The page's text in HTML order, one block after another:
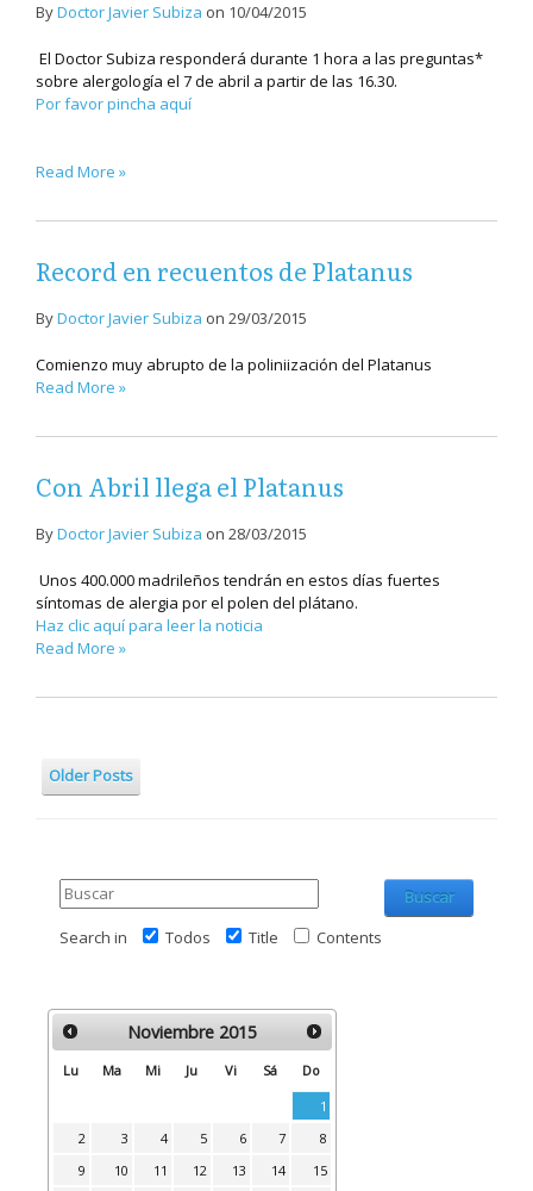
ByDoctor Javier Subiza on 10/04/2015
El Doctor Subiza responderá durante 1 hora a las preguntas*
sobre alergología el 7 de abril a partir de las 16.30.
Por favor pincha aquí
Read More »
Record en recuentos de Platanus
ByDoctor Javier Subiza on 29/03/2015
Comienzo muy abrupto de la poliniización del Platanus
Read More »
Con Abril llega el Platanus
ByDoctor Javier Subiza on 28/03/2015
Unos 400.000 madrileños tendrán en estos días fuertes
síntomas de alergia por el polen del plátano.
Haz clic aquí para leer la noticia
Read More »
Older Posts
Buscar
Search in
Todos Title Contents
Noviembre 2015
Lu Ma Mi Ju Vi Sá Do
1
2
3 4 5 6 7
8
9
10 11 12 13 14 15